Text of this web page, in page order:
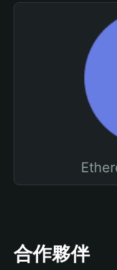
合作夥伴